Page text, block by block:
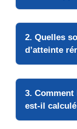
2. Quelles
d’atteinte
3. Comment
est-il